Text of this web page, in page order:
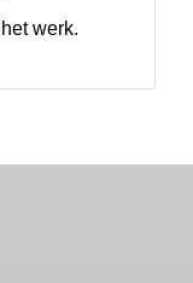
werk.